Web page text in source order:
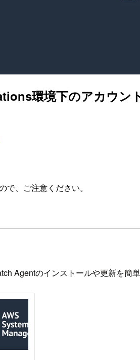
環境下のアカウン
、ご注意ください。
Agentのインストールや更新を簡